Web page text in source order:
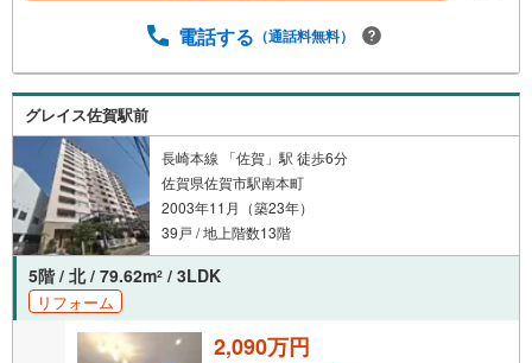
ーライト・ダウンライト設置○鏡付シューズボックス新規○
電話する （通話料無料）
グレイス佐賀駅前
長崎本線 「佐賀」駅 徒歩6分
佐賀県佐賀市駅南本町
2003年11月（築23年）
39戸 / 地上階数13階
5階 / 北 / 79.62m2 / 3LDK
リフォーム
2,090万円